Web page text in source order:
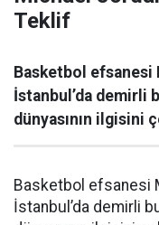
Teklif
Basketbol efsanesi
İstanbul’da demirli
dünyasının ilgisini
Basketbol efsanesi
İstanbul’da demirli